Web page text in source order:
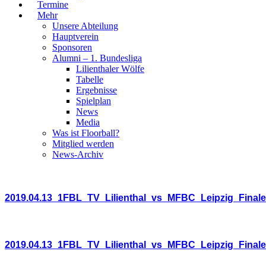
Termine
Mehr
Unsere Abteilung
Hauptverein
Sponsoren
Alumni – 1. Bundesliga
Lilienthaler Wölfe
Tabelle
Ergebnisse
Spielplan
News
Media
Was ist Floorball?
Mitglied werden
News-Archiv
2019.04.13_1FBL_TV_Lilienthal_vs_MFBC_Leipzig_Finale